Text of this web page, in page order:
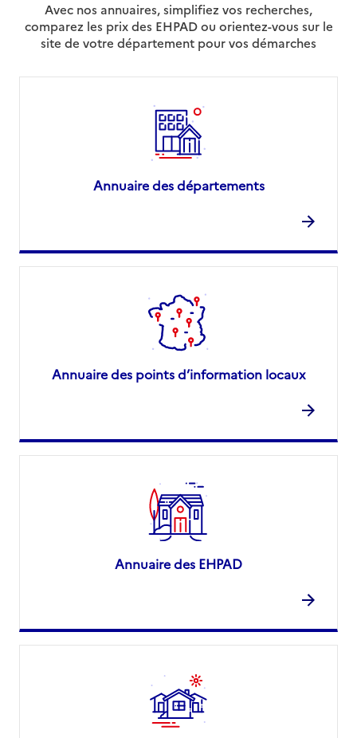
Avec nos annuaires, simplifiez vos recherches,
comparez les prix des EHPAD ou orientez-vous sur le
site de votre département pour vos démarches
Annuaire des départements
Annuaire des points d’information locaux
Annuaire des EHPAD